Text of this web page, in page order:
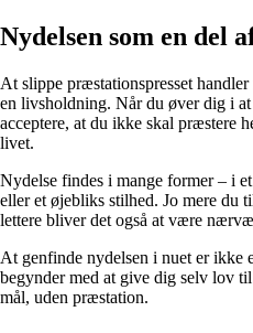
Nydelsen som en del
At slippe præstationspresset
en livsholdning. Når du øver dig i
acceptere, at du ikke skal præstere
livet.
Nydelse findes i mange former – i
eller et øjebliks stilhed. Jo mere du
lettere bliver det også at være
At genfinde nydelsen i nuet er ikke
begynder med at give dig selv lov
mål, uden præstation.